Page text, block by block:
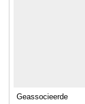
Geassocieerde